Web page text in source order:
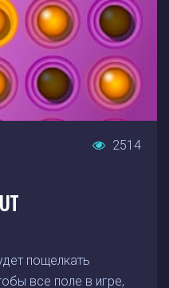
2514
пощелкать
все поле в игре,